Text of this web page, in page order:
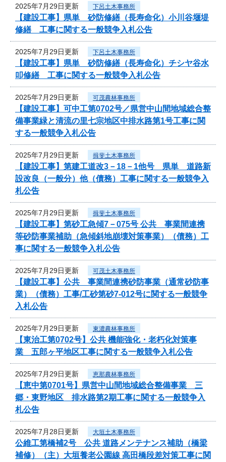
2025年7月29日更新 下呂土木事務所
【建設工事】県単 砂防修繕（長寿命化）小川谷堰堤
修繕 工事に関する一般競争入札公告
2025年7月29日更新 下呂土木事務所
【建設工事】県単 砂防修繕（長寿命化）チシヤ谷水
叩修繕 工事に関する一般競争入札公告
2025年7月29日更新 可茂農林事務所
【建設工事】可中工第0702号／県営中山間地域総合整
備事業緑と清流の里七宗地区中排水路第1号工事に関
する一般競争入札公告
2025年7月29日更新 揖斐土木事務所
【建設工事】第建工道改3－18－1他号 県単 道路新
設改良（一般分）他（債務）工事に関する一般競争入
札公告
2025年7月29日更新 揖斐土木事務所
【建設工事】第砂工急傾7－075号 公共 事業間連携
等砂防事業補助（急傾斜地崩壊対策事業）（債務）工
事に関する一般競争入札公告
2025年7月29日更新 可茂土木事務所
【建設工事】公共 事業間連携砂防事業（通常砂防事
業）（債務）工事/工砂第砂7-012号に関する一般競争
入札公告
2025年7月29日更新 東濃農林事務所
【東治工第0702号】公共 機能強化・老朽化対策事
業 五郎ヶ平地区工事に関する一般競争入札公告
2025年7月29日更新 恵那農林事務所
【恵中第0701号】県営中山間地域総合整備事業 三
郷・東野地区 排水路第2期工事に関する一般競争入
札公告
2025年7月28日更新 大垣土木事務所
公維工第橋補2号 公共 道路メンテナンス補助（橋梁
補修）（主）大垣養老公園線 高田橋段差対策工事に関